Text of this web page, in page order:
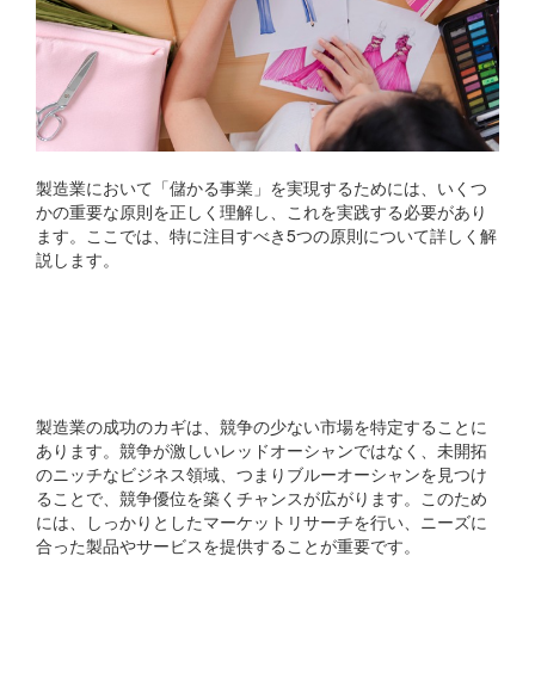
製造業において「儲かる事業」を実現するためには、いくつ
かの重要な原則を正しく理解し、これを実践する必要があり
ます。ここでは、特に注目すべき5つの原則について詳しく解
説します。
製造業の成功のカギは、競争の少ない市場を特定することに
あります。競争が激しいレッドオーシャンではなく、未開拓
のニッチなビジネス領域、つまりブルーオーシャンを見つけ
ることで、競争優位を築くチャンスが広がります。このため
には、しっかりとしたマーケットリサーチを行い、ニーズに
合った製品やサービスを提供することが重要です。